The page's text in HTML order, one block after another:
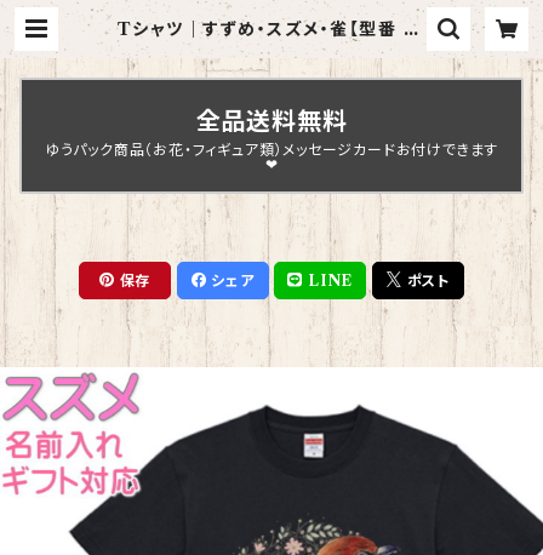
Tシャツ｜すずめ・スズメ・雀【型番 T-
42】レディース メンズ グッズ | Cho
pin Design
全品送料無料
ゆうパック商品（お花・フィギュア類）メッセージカードお付けできます
❤
保存 シェア LINE ポスト